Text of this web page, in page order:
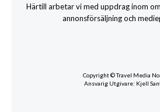
Härtill arbetar vi med uppdrag inom
annonsförsäljning och
Copyright © Travel Media
Ansvarig Utgivare: Kjell